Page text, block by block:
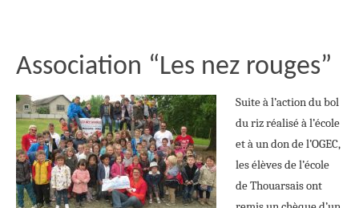
Association “Les nez rouges”
Suite à l’action du bol
du riz réalisé à l’école
et à un don de l’OGEC,
les élèves de l’école
de Thouarsais ont